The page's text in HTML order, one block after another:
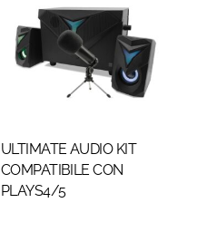
ULTIMATE AUDIO KIT
COMPATIBILE CON
PLAYS4/5